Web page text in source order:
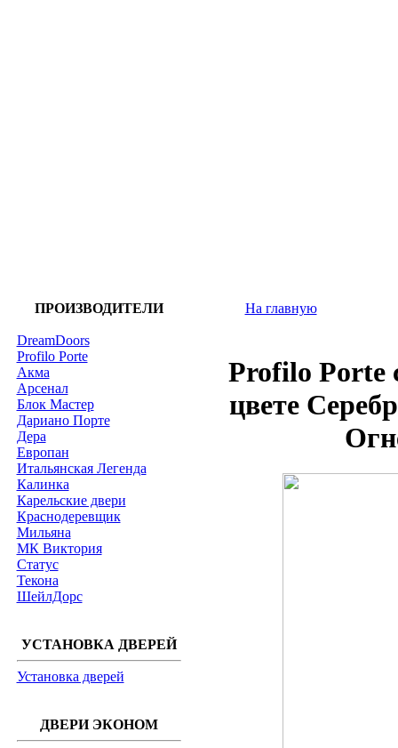
ПРОИЗВОДИТЕЛИ
DreamDoors
Profilo Porte
Акма
Арсенал
Блок Мастер
Дариано Порте
Дера
Европан
Итальянская Легенда
Калинка
Карельские двери
Краснодеревщик
Мильяна
МК Виктория
Статус
Текона
ШейлДорс
УСТАНОВКА ДВЕРЕЙ
Установка дверей
ДВЕРИ ЭКОНОМ
На главную
Profilo Porte
цвете